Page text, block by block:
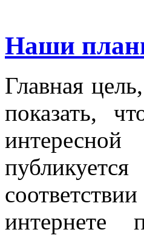
Наши
Главная
показать,
интернете